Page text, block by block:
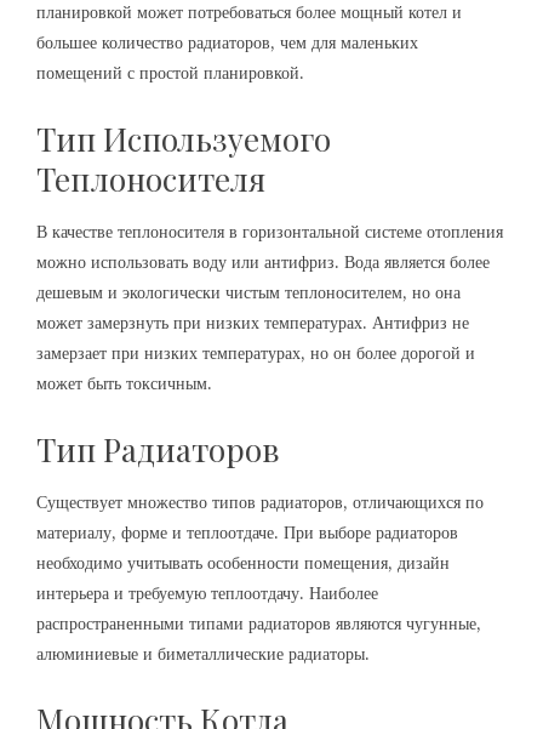
планировкой может потребоваться более мощный котел и
большее количество радиаторов, чем для маленьких
помещений с простой планировкой.
Тип Используемого
Теплоносителя
В качестве теплоносителя в горизонтальной системе отопления
можно использовать воду или антифриз. Вода является более
дешевым и экологически чистым теплоносителем, но она
может замерзнуть при низких температурах. Антифриз не
замерзает при низких температурах, но он более дорогой и
может быть токсичным.
Тип Радиаторов
Существует множество типов радиаторов, отличающихся по
материалу, форме и теплоотдаче. При выборе радиаторов
необходимо учитывать особенности помещения, дизайн
интерьера и требуемую теплоотдачу. Наиболее
распространенными типами радиаторов являются чугунные,
алюминиевые и биметаллические радиаторы.
Мощность Котла